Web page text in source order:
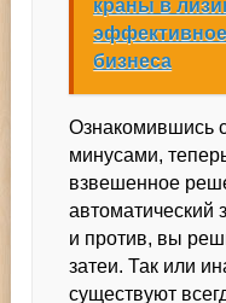
краны в
бизнеса
Ознакомившись
минусами,
взвешенное
автоматический
и против, вы
затеи. Так или
существуют